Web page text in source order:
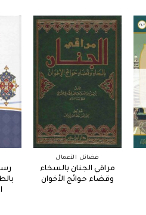
فضائل الأعمال
مراقي الجنان بالسخاء
وقضاء حوائج الأخوان